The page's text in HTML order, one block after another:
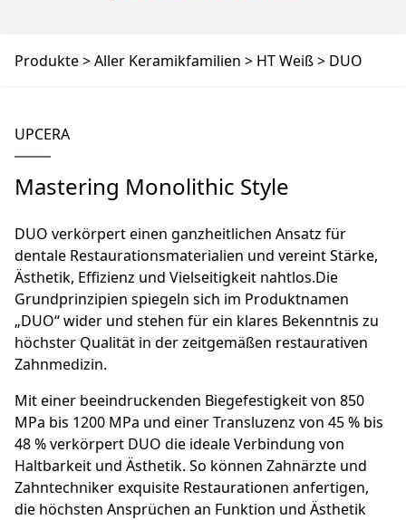
Produkte Aller Keramikfamilien HT Weiß DUO
UPCERA
Mastering Monolithic Style
DUO verkörpert einen ganzheitlichen Ansatz für
dentale Restaurationsmaterialien und vereint Stärke,
Ästhetik, Effizienz und Vielseitigkeit nahtlos.Die
Grundprinzipien spiegeln sich im Produktnamen
„DUO“ wider und stehen für ein klares Bekenntnis zu
höchster Qualität in der zeitgemäßen restaurativen
Zahnmedizin.
Mit einer beeindruckenden Biegefestigkeit von 850
MPa bis 1200 MPa und einer Transluzenz von 45 % bis
48 % verkörpert DUO die ideale Verbindung von
Haltbarkeit und Ästhetik. So können Zahnärzte und
Zahntechniker exquisite Restaurationen anfertigen,
die höchsten Ansprüchen an Funktion und Ästhetik